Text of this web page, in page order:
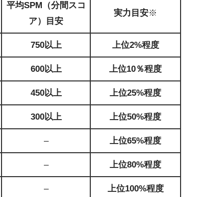
平均SPM（分間スコ
ア）目安
実力目安※
750以上 上位2%程度
600以上 上位10％程度
450以上 上位25%程度
300以上 上位50%程度
– 上位65%程度
– 上位80%程度
– 上位100%程度